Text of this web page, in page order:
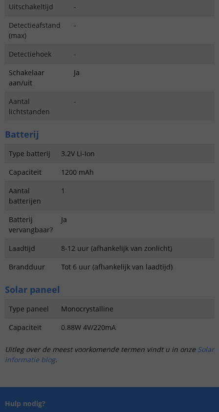
Uitschakeltijd
-
Detectieafstand
(max)
-
Detectiehoek
-
Schakelaar
aan/uit
Ja
Aantal
lichtstanden
-
Batterij
Type batterij
3.2V Li-Ion
Capaciteit
1200 mAh
Aantal
batterijen
1
Batterij
vervangbaar?
Ja
Laadtijd
8-12 uur (afhankelijk van zonlicht)
Brandduur
Tot 6 uur (afhankelijk van laadtijd)
Solar paneel
Type paneel
Monocrystalline
Capaciteit
0.88W 4V/220mA
Uitleg over de meest voorkomende termen vindt u in onze Solar
informatie blog.
Hulp nodig?